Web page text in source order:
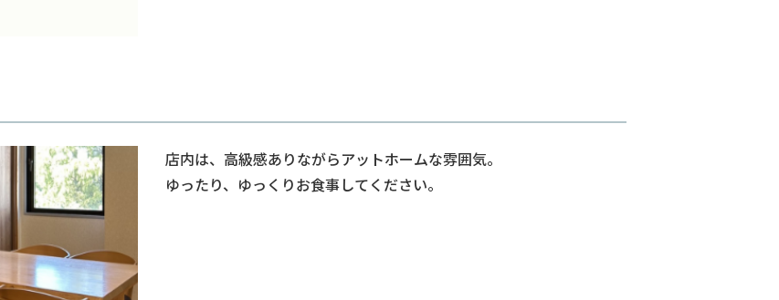
店内は、高級感ありながらアットホームな雰囲気。
ゆったり、ゆっくりお食事してください。